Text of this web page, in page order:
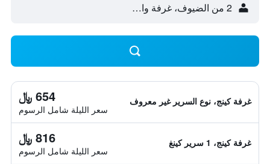
2 من الضيوف، غرفة واحدة
غرفة كينج، نوع السرير غير معروف 654 ﷼
سعر الليلة شامل الرسوم
غرفة كينج، 1 سرير كينغ 816 ﷼
سعر الليلة شامل الرسوم